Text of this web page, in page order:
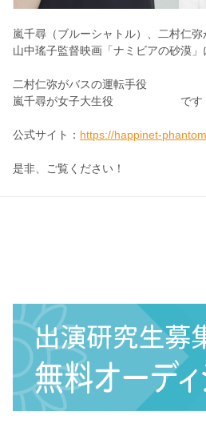
嵐千尋（ブルーシャトル）、二村仁弥
山中瑤子監督映画「ナミビアの砂漠」
二村仁弥がバスの運転手役
嵐千尋が女子大生役 です
公式サイト： https://happinet-
是非、ご覧ください！